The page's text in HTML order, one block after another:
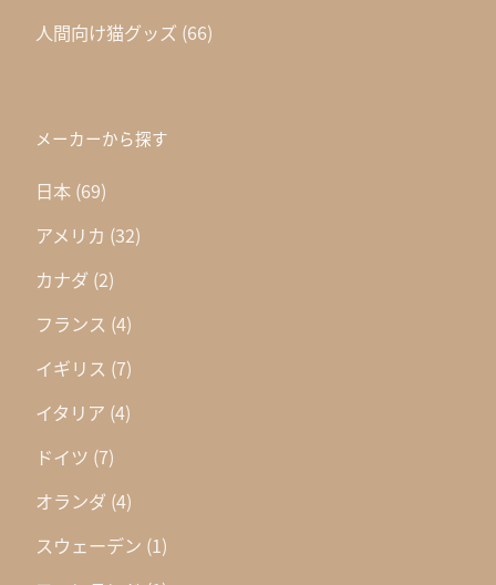
人間向け猫グッズ (66)
メーカーから探す
日本 (69)
アメリカ (32)
カナダ (2)
フランス (4)
イギリス (7)
イタリア (4)
ドイツ (7)
オランダ (4)
スウェーデン (1)